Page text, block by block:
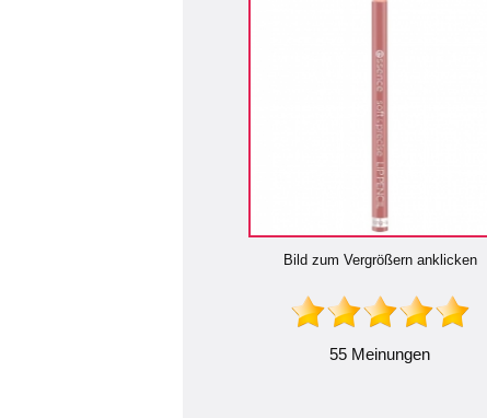
Bild zum Vergrößern anklicken
55 Meinungen